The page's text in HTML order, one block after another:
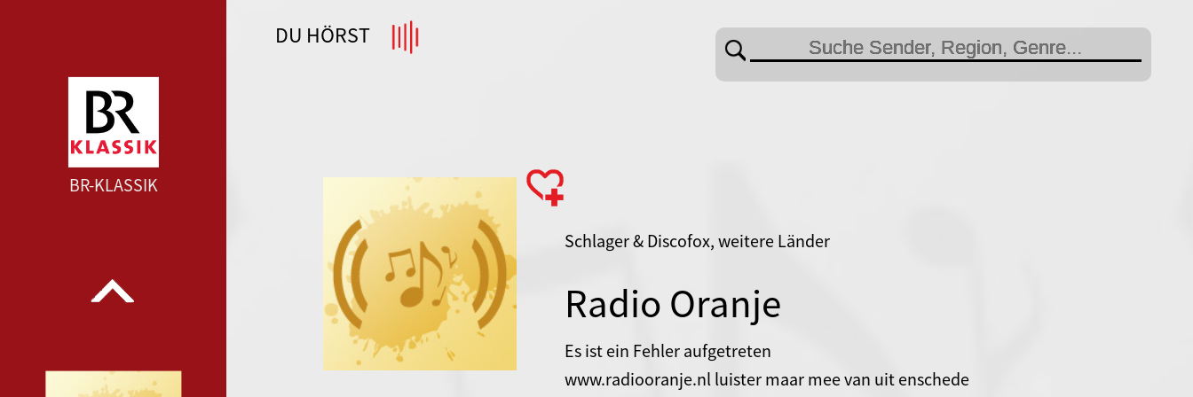
WDR 4 --- WDR 4 ---
BR-KLASSIK
DU HÖRST
Schlager & Discofox, weitere Länder
Radio Oranje
Es ist ein Fehler aufgetreten
www.radiooranje.nl luister maar mee van uit enschede